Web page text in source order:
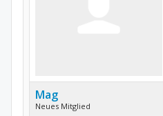
Mag
Neues Mitglied